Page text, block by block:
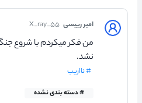
امیر رییسی X_ray_۵۵
من فکر میکردم با شروع جنگ
نشد.
# نااریب
# دسته بندی نشده